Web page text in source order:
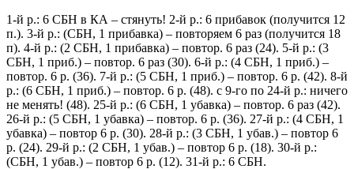
1-й р.: 6 СБН в КА – стянуть! 2-й р.: 6 прибавок (получится 12
п.). 3-й р.: (СБН, 1 прибавка) – повторяем 6 раз (получится 18
п). 4-й р.: (2 СБН, 1 прибавка) – повтор. 6 раз (24). 5-й р.: (3
СБН, 1 приб.) – повтор. 6 раз (30). 6-й р.: (4 СБН, 1 приб.) –
повтор. 6 р. (36). 7-й р.: (5 СБН, 1 приб.) – повтор. 6 р. (42). 8-й
р.: (6 СБН, 1 приб.) – повтор. 6 р. (48). с 9-го по 24-й р.: ничего
не менять! (48). 25-й р.: (6 СБН, 1 убавка) – повтор. 6 раз (42).
26-й р.: (5 СБН, 1 убавка) – повтор. 6 р. (36). 27-й р.: (4 СБН, 1
убавка) – повтор 6 р. (30). 28-й р.: (3 СБН, 1 убав.) – повтор 6
р. (24). 29-й р.: (2 СБН, 1 убав.) – повтор 6 р. (18). 30-й р.:
(СБН, 1 убав.) – повтор 6 р. (12). 31-й р.: 6 СБН.